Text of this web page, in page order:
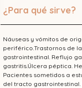
¿Para qué sirve?
Náuseas y vómitos de
periférico.Trastornos de
gastrointestinal. Reflujo
gastritis.Úlcera péptica.
Pacientes sometidos a
del tracto gastrointestinal.